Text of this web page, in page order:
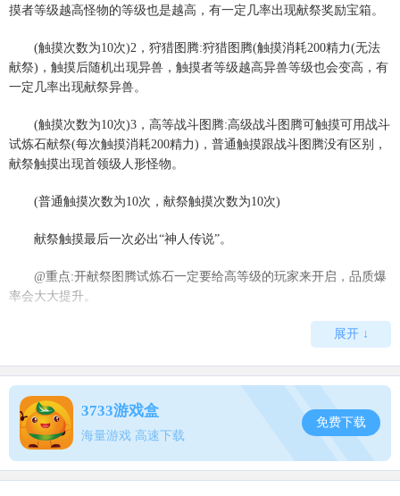
摸者等级越高怪物的等级也是越高，有一定几率出现献祭奖励宝箱。
(触摸次数为10次)2，狩猎图腾:狩猎图腾(触摸消耗200精力(无法
献祭)，触摸后随机出现异兽，触摸者等级越高异兽等级也会变高，有
一定几率出现献祭异兽。
(触摸次数为10次)3，高等战斗图腾:高级战斗图腾可触摸可用战斗
试炼石献祭(每次触摸消耗200精力)，普通触摸跟战斗图腾没有区别，
献祭触摸出现首领级人形怪物。
(普通触摸次数为10次，献祭触摸次数为10次)
献祭触摸最后一次必出“神人传说”。
@重点:开献祭图腾试炼石一定要给高等级的玩家来开启，品质爆
率会大大提升。
摸跟狩猎图腾没有区别，献祭出现首领级异兽。
(普通可触摸10次，献祭可触摸10次)
展开 ↓
3733游戏盒
海量游戏 高速下载
免费下载